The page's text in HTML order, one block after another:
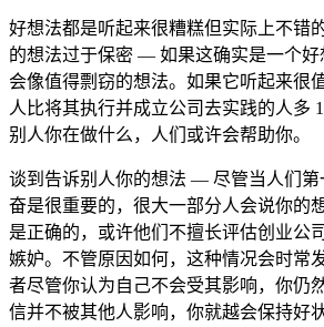
好想法都是听起来很糟糕但实际上不错
的想法过于保密 — 如果这确实是一个
会像值得剽窃的想法。如果它听起来很
人比将其执行并成立公司去实践的人多
别人你在做什么，人们或许会帮助你。
谈到告诉别人你的想法 — 尽管当人们第
奋是很重要的，很大一部分人会说你的
是正确的，或许他们不擅长评估创业公
嫉妒。不管原因如何，这种情况会时常
者尽管你认为自己不会受其影响，你仍
信并不被其他人影响，你就越会保持好